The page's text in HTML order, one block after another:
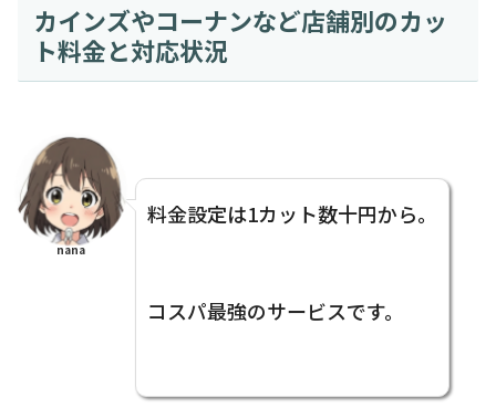
カインズやコーナンなど店舗別のカッ
ト料金と対応状況
nana
料金設定は1カット数十円から。
コスパ最強のサービスです。